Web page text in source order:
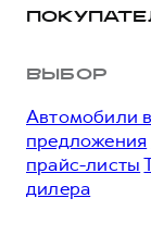
ВЫБОР
Автомобили
предложения
прайс-листы
дилера